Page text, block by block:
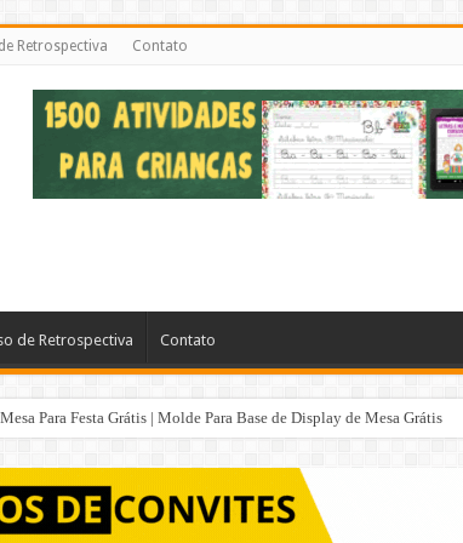
Retrospectiva Contato
de Retrospectiva Contato
Para Festa Grátis | Molde Para Base de Display de Mesa Grátis